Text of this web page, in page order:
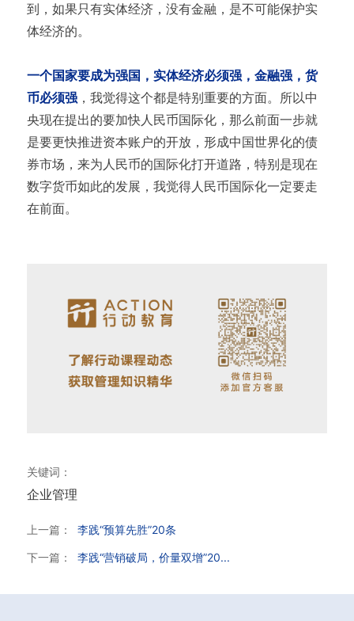
到，如果只有实体经济，没有金融，是不可能保护实
体经济的。
一个国家要成为强国，实体经济必须强，金融强，货
币必须强，我觉得这个都是特别重要的方面。所以中
央现在提出的要加快人民币国际化，那么前面一步就
是要更快推进资本账户的开放，形成中国世界化的债
券市场，来为人民币的国际化打开道路，特别是现在
数字货币如此的发展，我觉得人民币国际化一定要走
在前面。
关键词：
企业管理
上一篇： 李践“预算先胜”20条
下一篇： 李践“营销破局，价量双增”20...